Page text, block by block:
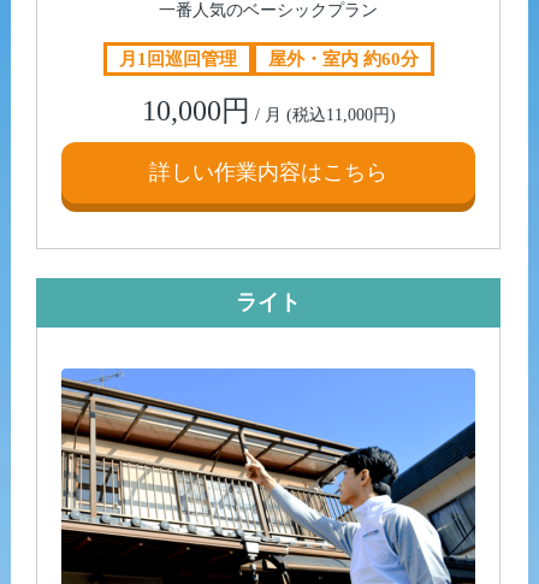
一番人気のベーシックプラン
月1回巡回管理 屋外・室内 約60分
10,000円 / 月 (税込11,000円)
詳しい作業内容はこちら
ライト